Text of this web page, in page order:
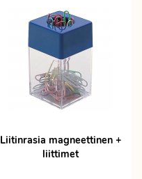
Liitinrasia magneettinen +
liittimet